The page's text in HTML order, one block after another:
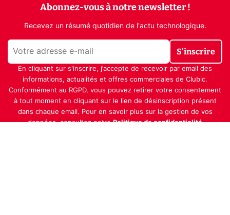
Abonnez-vous à notre newsletter !
Recevez un résumé quotidien de l'actu technologique.
S'inscrire
En cliquant sur s'inscrire, j’accepte de recevoir par email des
informations, actualités et offres commerciales de Clubic.
Conformément au RGPD, vous pouvez retirer votre consentement
à tout moment en cliquant sur le lien de désinscription présent
dans chaque email. Pour en savoir plus sur la gestion de vos
données, consultez notrePolitique de confidentialité